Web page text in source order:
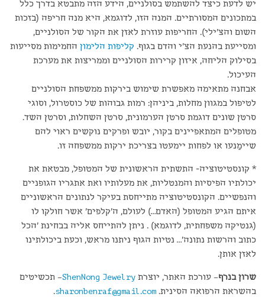
יש לדעת כיצד להשתמש בסולניים, הידע הזה מתבטא בדרך כלל
במתכונים המסורתיים. המנה הזו, לדוגמא, היא מנה חריפה (בזכות
השום והצ'ילי). החריפות עוזרת לאזן את הקור של הסולניים,
ומסייעת בהנעת הצ'י והדם בגוף. קליפות הלימון החמימות מסייעות
בסילוק הליחה, איזון קרירות הסולניים וממריצות את מערכת
העיכול.
אבחנה מתאימה מאפשרת שימוש בירקות ממשפחת הסולניים
לטיפול במגוון מחלות, ביניהן: רמות גבוהות של כוסטרול, וסוגי
סרטן שונים דוגמת סרטן הערמונית, סרטן השחלות, וסרטן השד.
מטופלים המתאפיינים בקור, יובש ופרקים נוקשים ראוי להם
שיימַנעו או לפחות יימעטו בצריכת ירקות ממשפחה זו.
* קונסטיטוציה- התשתית הראשונית של המטופל, מבטאת את
יכולתיו הפיסיות והמנטליות, את מעלותיו ואת אתגריו הגופניים
והנפשיים. הקונסטיטוציה מתייחסת בעיקר לנתונים הראשוניים
איתם הגיע המטופל (האדם…) לעולם, ה'קלפים' אשר חולקו לו
(גנטיקה משפחתית, לדוגמא) . ניתן להתייחס אליה בבחינת 'הכל
כתוב והרשות נתונה'… נטיות הגוף ניתנו מראש, וכעת ביכולתינו
לאזן אותן.
שרון בנרף– עורכת האתר, יוצרת ShenNong Jewelry– תכשיטים
בהשראת הרפואה הסינית. sharonbenraf@gmail.com
.